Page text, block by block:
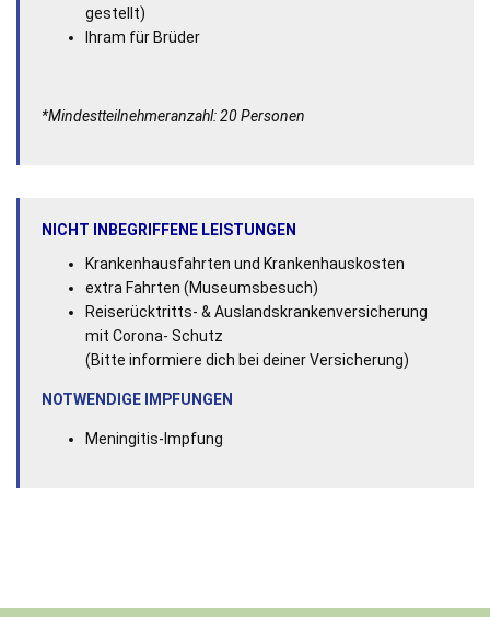
gestellt)
Ihram für Brüder
*Mindestteilnehmeranzahl: 20 Personen
NICHT INBEGRIFFENE LEISTUNGEN
Krankenhausfahrten und Krankenhauskosten
extra Fahrten (Museumsbesuch)
Reiserücktritts- & Auslandskrankenversicherung
mit Corona- Schutz
(Bitte informiere dich bei deiner Versicherung)
NOTWENDIGE IMPFUNGEN
Meningitis-Impfung